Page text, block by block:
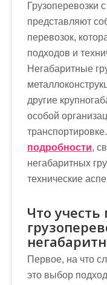
Грузоперевозки
представляют
перевозок,
подходов и
Негабаритные
другие
особой
подробности,
негабаритных
технические
Что учесть
Первое, на что
это выбор